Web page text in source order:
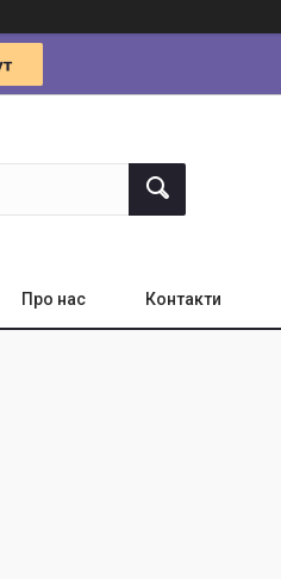
Про нас Контакти